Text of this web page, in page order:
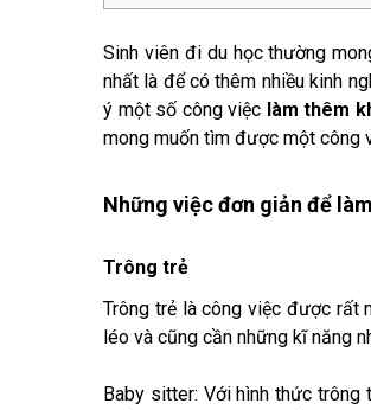
Sinh viên đi du học thường
nhất là để có thêm nhiều kinh
ý một số công việc làm thêm
mong muốn tìm được một công
Những việc đơn giản để
Trông trẻ
Trông trẻ là công việc được rất
léo và cũng cần những kĩ năng
Baby sitter: Với hình thức